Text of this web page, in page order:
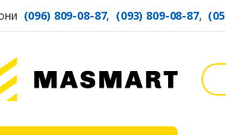
(096) 809-08-87, (093) 809-08-87,